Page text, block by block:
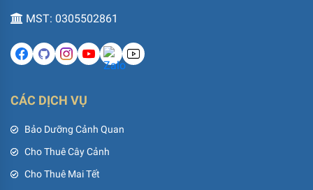
MST: 0305502861
CÁC DỊCH VỤ
Bảo Dưỡng Cảnh Quan
Cho Thuê Cây Cảnh
Cho Thuê Mai Tết